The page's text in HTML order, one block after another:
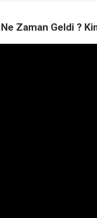
Zaman Geldi ?